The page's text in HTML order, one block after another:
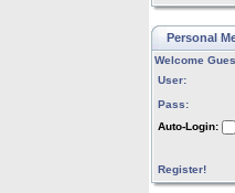
Personal
Welcome
User:
Pass:
Auto-Login:
Register!